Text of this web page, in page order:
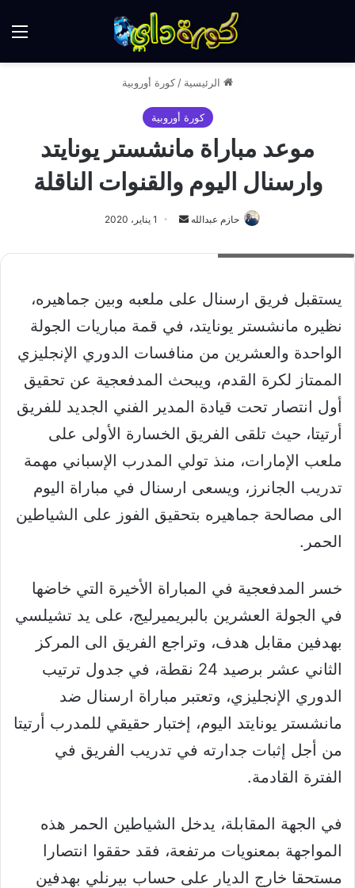
الرئيسية / كورة أوروبية
كورة أوروبية
موعد مباراة مانشستر يونايتد
وارسنال اليوم والقنوات الناقلة
حازم عبدالله
أرسل
إلكترونيا
1 يناير، 2020
يستقبل فريق ارسنال على ملعبه وبين جماهيره،
نظيره مانشستر يونايتد، في قمة مباريات الجولة
الواحدة والعشرين من منافسات الدوري الإنجليزي
الممتاز لكرة القدم، ويبحث المدفعجية عن تحقيق
أول انتصار تحت قيادة المدير الفني الجديد للفريق
أرتيتا، حيث تلقى الفريق الخسارة الأولى على
ملعب الإمارات، منذ تولي المدرب الإسباني مهمة
تدريب الجانرز، ويسعى ارسنال في مباراة اليوم
الى مصالحة جماهيره بتحقيق الفوز على الشياطين
الحمر.
خسر المدفعجية في المباراة الأخيرة التي خاضها
في الجولة العشرين بالبريميرليج، على يد تشيلسي
بهدفين مقابل هدف، وتراجع الفريق الى المركز
الثاني عشر برصيد 24 نقطة، في جدول ترتيب
الدوري الإنجليزي، وتعتبر مباراة ارسنال ضد
مانشستر يونايتد اليوم، إختبار حقيقي للمدرب أرتيتا
من أجل إثبات جدارته في تدريب الفريق في
الفترة القادمة.
في الجهة المقابلة، يدخل الشياطين الحمر هذه
المواجهة بمعنويات مرتفعة، فقد حققوا انتصارا
مستحقا خارج الديار على حساب بيرنلي بهدفين